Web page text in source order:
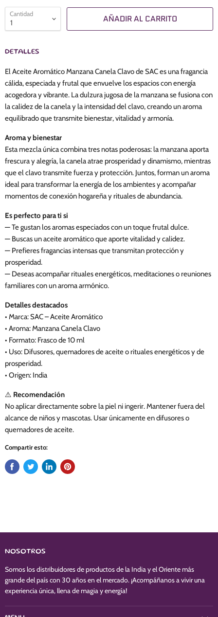
Cantidad AÑADIR AL CARRITO
DETALLES
El Aceite Aromático Manzana Canela Clavo de SAC es una fragancia
cálida, especiada y frutal que envuelve los espacios con energía
acogedora y vibrante. La dulzura jugosa de la manzana se fusiona con
la calidez de la canela y la intensidad del clavo, creando un aroma
equilibrado que transmite bienestar, vitalidad y armonía.
Aroma y bienestar
Esta mezcla única combina tres notas poderosas: la manzana aporta
frescura y alegría, la canela atrae prosperidad y dinamismo, mientras
que el clavo transmite fuerza y protección. Juntos, forman un aroma
ideal para transformar la energía de los ambientes y acompañar
momentos de conexión hogareña y rituales de abundancia.
Es perfecto para ti si
— Te gustan los aromas especiados con un toque frutal dulce.
— Buscas un aceite aromático que aporte vitalidad y calidez.
— Prefieres fragancias intensas que transmitan protección y
prosperidad.
— Deseas acompañar rituales energéticos, meditaciones o reuniones
familiares con un aroma armónico.
Detalles destacados
• Marca: SAC – Aceite Aromático
• Aroma: Manzana Canela Clavo
• Formato: Frasco de 10 ml
• Uso: Difusores, quemadores de aceite o rituales energéticos y de
prosperidad.
• Origen: India
⚠️ Recomendación
No aplicar directamente sobre la piel ni ingerir. Mantener fuera del
alcance de niños y mascotas. Usar únicamente en difusores o
quemadores de aceite.
Compartir esto:
NOSOTROS
Somos los distribuidores de productos de la India y el Oriente más
grande del país con 30 años en el mercado. ¡Acompáñanos a vivir una
experiencia única, llena de magia y energía!